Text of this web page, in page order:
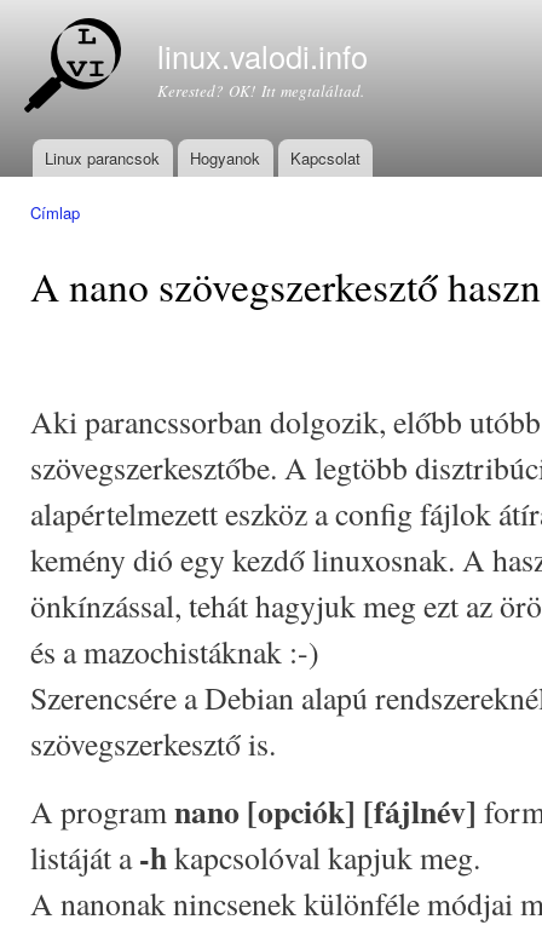
linux.valodi.info
Kerested? OK! Itt megtaláltad.
Főmenü
Linux parancsok Hogyanok Kapcsolat
Címlap
A nano szövegszerkesztő
Aki parancssorban dolgozik, előbb
szövegszerkesztőbe. A legtöbb
alapértelmezett eszköz a config fájlok
kemény dió egy kezdő linuxosnak. A
önkínzással, tehát hagyjuk meg ezt az
és a mazochistáknak :-)
Szerencsére a Debian alapú
szövegszerkesztő is.
A program nano [opciók] [fájlnév]
listáját a-hkapcsolóval kapjuk meg.
A nanonak nincsenek különféle módjai